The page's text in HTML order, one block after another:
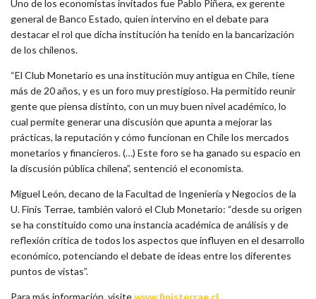
Uno de los economistas invitados fue Pablo Piñera, ex gerente
general de Banco Estado, quien intervino en el debate para
destacar el rol que dicha institución ha tenido en la bancarización
de los chilenos.
“El Club Monetario es una institución muy antigua en Chile, tiene
más de 20 años, y es un foro muy prestigioso. Ha permitido reunir
gente que piensa distinto, con un muy buen nivel académico, lo
cual permite generar una discusión que apunta a mejorar las
prácticas, la reputación y cómo funcionan en Chile los mercados
monetarios y financieros. (…) Este foro se ha ganado su espacio en
la discusión pública chilena”, sentenció el economista.
Miguel León, decano de la Facultad de Ingeniería y Negocios de la
U. Finis Terrae, también valoró el Club Monetario: “desde su origen
se ha constituido como una instancia académica de análisis y de
reflexión crítica de todos los aspectos que influyen en el desarrollo
económico, potenciando el debate de ideas entre los diferentes
puntos de vistas”.
Para más información, visitewww.finisterrae.cl